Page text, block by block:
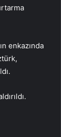
enkazında